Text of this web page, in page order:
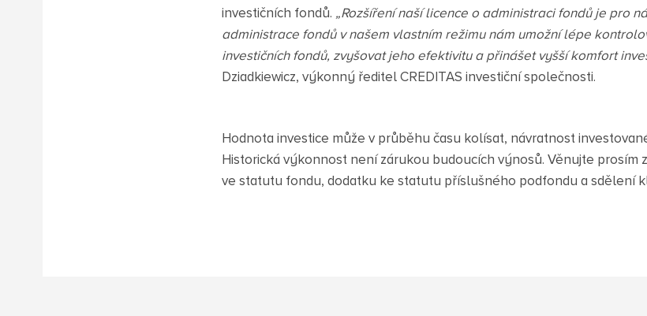
investičních fondů. „Rozšíření naší licence o administraci fondů je pro
administrace fondů v našem vlastním režimu nám umožní lépe
investičních fondů, zvyšovat jeho efektivitu a přinášet vyšší komfort
Dziadkiewicz, výkonný ředitel CREDITAS investiční společnosti.
Hodnota investice může v průběhu času kolísat, návratnost
Historická výkonnost není zárukou budoucích výnosů. Věnujte prosím
ve statutu fondu, dodatku ke statutu příslušného podfondu a sdělení